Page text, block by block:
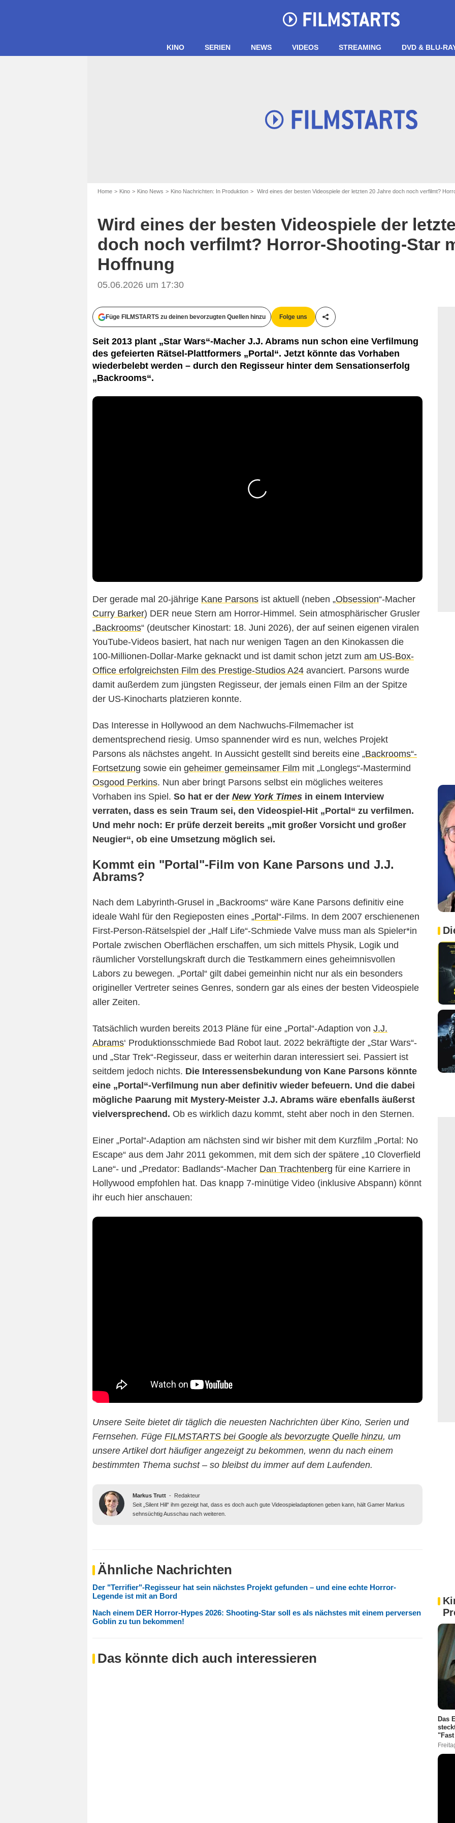
KINO SERIEN NEWS VIDEOS STREAMING DVD & BLU-
Home Kino Kino News Kino Nachrichten: In Produktion Wird eines der besten Videospiele der letzten 20 Jahre doch noch verfilmt?
Wird eines der besten Videospiele der
doch noch verfilmt? Horror-Shooting-Star
Hoffnung
05.06.2026 um 17:30
Füge FILMSTARTS zu deinen bevorzugten Quellen hinzu Folge uns
Teile diesen Artikel
Seit 2013 plant „Star Wars“-Macher J.J. Abrams nun schon eine Verfilmung
des gefeierten Rätsel-Plattformers „Portal“. Jetzt könnte das Vorhaben
wiederbelebt werden – durch den Regisseur hinter dem Sensationserfolg
„Backrooms“.
Der gerade mal 20-jährige Kane Parsons ist aktuell (neben „Obsession“-Macher
Curry Barker) DER neue Stern am Horror-Himmel. Sein atmosphärischer Grusler
„Backrooms“ (deutscher Kinostart: 18. Juni 2026), der auf seinen eigenen viralen
YouTube-Videos basiert, hat nach nur wenigen Tagen an den Kinokassen die
100-Millionen-Dollar-Marke geknackt und ist damit schon jetzt zum am US-Box-
Office erfolgreichsten Film des Prestige-Studios A24 avanciert. Parsons wurde
damit außerdem zum jüngsten Regisseur, der jemals einen Film an der Spitze
der US-Kinocharts platzieren konnte.
Das Interesse in Hollywood an dem Nachwuchs-Filmemacher ist
dementsprechend riesig. Umso spannender wird es nun, welches Projekt
Parsons als nächstes angeht. In Aussicht gestellt sind bereits eine „Backrooms“-
Fortsetzung sowie ein geheimer gemeinsamer Film mit „Longlegs“-Mastermind
Osgood Perkins. Nun aber bringt Parsons selbst ein mögliches weiteres
Vorhaben ins Spiel. So hat er der New York Times in einem Interview
verraten, dass es sein Traum sei, den Videospiel-Hit „Portal“ zu verfilmen.
Und mehr noch: Er prüfe derzeit bereits „mit großer Vorsicht und großer
Neugier“, ob eine Umsetzung möglich sei.
Kommt ein "Portal"-Film von Kane Parsons und J.J.
Abrams?
Nach dem Labyrinth-Grusel in „Backrooms“ wäre Kane Parsons definitiv eine
ideale Wahl für den Regieposten eines „Portal “-Films. In dem 2007 erschienenen
First-Person-Rätselspiel der „Half Life“-Schmiede Valve muss man als Spieler*in
Portale zwischen Oberflächen erschaffen, um sich mittels Physik, Logik und
räumlicher Vorstellungskraft durch die Testkammern eines geheimnisvollen
Labors zu bewegen. „Portal“ gilt dabei gemeinhin nicht nur als ein besonders
origineller Vertreter seines Genres, sondern gar als eines der besten Videospiele
aller Zeiten.
Tatsächlich wurden bereits 2013 Pläne für eine „Portal“-Adaption von J.J.
Abrams‘ Produktionsschmiede Bad Robot laut. 2022 bekräftigte der „Star Wars“-
und „Star Trek“-Regisseur, dass er weiterhin daran interessiert sei. Passiert ist
seitdem jedoch nichts. Die Interessensbekundung von Kane Parsons könnte
eine „Portal“-Verfilmung nun aber definitiv wieder befeuern. Und die dabei
mögliche Paarung mit Mystery-Meister J.J. Abrams wäre ebenfalls äußerst
vielversprechend. Ob es wirklich dazu kommt, steht aber noch in den Sternen.
Einer „Portal“-Adaption am nächsten sind wir bisher mit dem Kurzfilm „Portal: No
Escape“ aus dem Jahr 2011 gekommen, mit dem sich der spätere „10 Cloverfield
Lane“- und „Predator: Badlands“-Macher Dan Trachtenberg für eine Karriere in
Hollywood empfohlen hat. Das knapp 7-minütige Video (inklusive Abspann) könnt
ihr euch hier anschauen:
Unsere Seite bietet dir täglich die neuesten Nachrichten über Kino, Serien und
Fernsehen. Füge FILMSTARTS bei Google als bevorzugte Quelle hinzu, um
unsere Artikel dort häufiger angezeigt zu bekommen, wenn du nach einem
bestimmten Thema suchst – so bleibst du immer auf dem Laufenden.
Markus Trutt - Redakteur
Seit „Silent Hill“ ihm gezeigt hat, dass es doch auch gute Videospieladaptionen geben kann, hält Gamer Markus
sehnsüchtig Ausschau nach weiteren.
Ähnliche Nachrichten
Der "Terrifier"-Regisseur hat sein nächstes Projekt gefunden – und eine echte Horror-
Legende ist mit an Bord
Nach einem DER Horror-Hypes 2026: Shooting-Star soll es als nächstes mit einem perversen
Goblin zu tun bekommen!
Das könnte dich auch interessieren
Das